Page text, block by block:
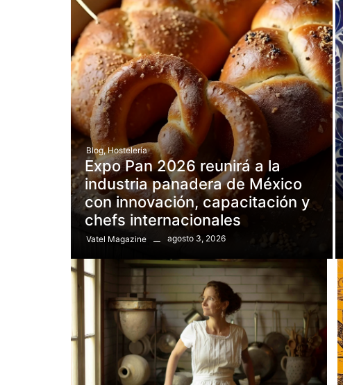
Blog, Hostelería
Expo Pan 2026 reunirá a la
industria panadera de México
con innovación, capacitación y
chefs internacionales
Vatel Magazine agosto 3, 2026